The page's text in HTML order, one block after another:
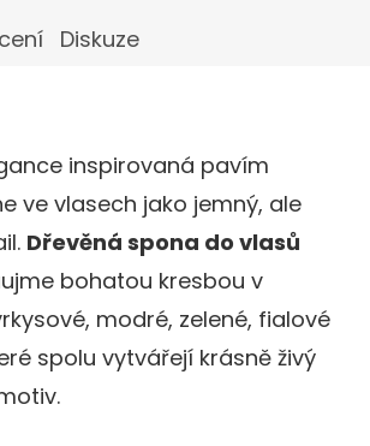
Diskuze
inspirovaná pavím
ve vlasech jako jemný, ale
Dřevěná spona do vlasů
bohatou kresbou v
modré, zelené, fialové
spolu vytvářejí krásně živý